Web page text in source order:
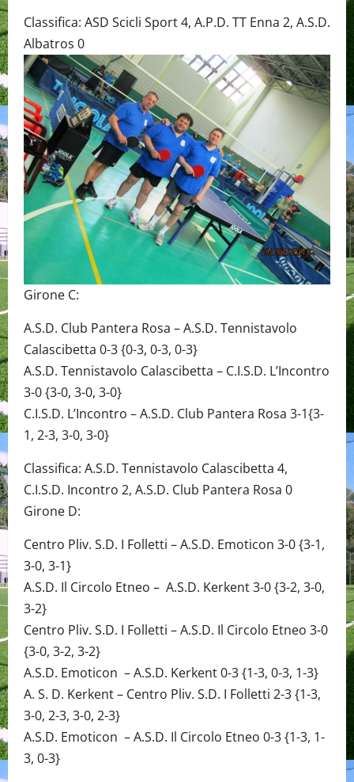
Classifica: ASD Scicli Sport 4, A.P.D. TT Enna 2, A.S.D.
Albatros 0
Girone C:
A.S.D. Club Pantera Rosa – A.S.D. Tennistavolo
Calascibetta 0-3 {0-3, 0-3, 0-3}
A.S.D. Tennistavolo Calascibetta – C.I.S.D. L’Incontro
3-0 {3-0, 3-0, 3-0}
C.I.S.D. L’Incontro – A.S.D. Club Pantera Rosa 3-1{3-
1, 2-3, 3-0, 3-0}
Classifica: A.S.D. Tennistavolo Calascibetta 4,
C.I.S.D. Incontro 2, A.S.D. Club Pantera Rosa 0
Girone D:
Centro Pliv. S.D. I Folletti – A.S.D. Emoticon 3-0 {3-1,
3-0, 3-1}
A.S.D. Il Circolo Etneo – A.S.D. Kerkent 3-0 {3-2, 3-0,
3-2}
Centro Pliv. S.D. I Folletti – A.S.D. Il Circolo Etneo 3-0
{3-0, 3-2, 3-2}
A.S.D. Emoticon – A.S.D. Kerkent 0-3 {1-3, 0-3, 1-3}
A. S. D. Kerkent – Centro Pliv. S.D. I Folletti 2-3 {1-3,
3-0, 2-3, 3-0, 2-3}
A.S.D. Emoticon – A.S.D. Il Circolo Etneo 0-3 {1-3, 1-
3, 0-3}